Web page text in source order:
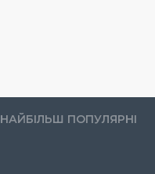
НАЙБІЛЬШ ПОПУЛЯРНІ